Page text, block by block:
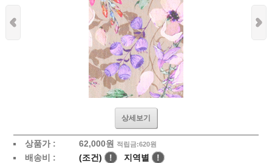
상세보기
상품가 : 62,000원 적립금:620원
배송비 : (조건) ! 지역별 !